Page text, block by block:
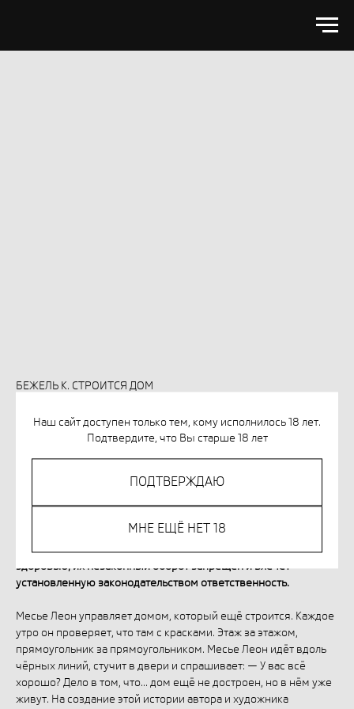
Наш сайт доступен только тем, кому исполнилось 18 лет.
Подтвердите, что Вы старше 18 лет
ПОДТВЕРЖДАЮ
МНЕ ЕЩЁ НЕТ 18
БЕЖЕЛЬ К. СТРОИТСЯ ДОМ
КУПИТЬ
Незаконное потребление наркотических средств,
психотропных веществ, их аналогов причиняет вред
здоровью, их незаконный оборот запрещён и влечет
установленную законодательством ответственность.
Месье Леон управляет домом, который ещё строится. Каждое
утро он проверяет, что там с красками. Этаж за этажом,
прямоугольник за прямоугольником. Месье Леон идёт вдоль
чёрных линий, стучит в двери и спрашивает: — У вас всё
хорошо? Дело в том, что... дом ещё не достроен, но в нём уже
живут. На создание этой истории автора и художника